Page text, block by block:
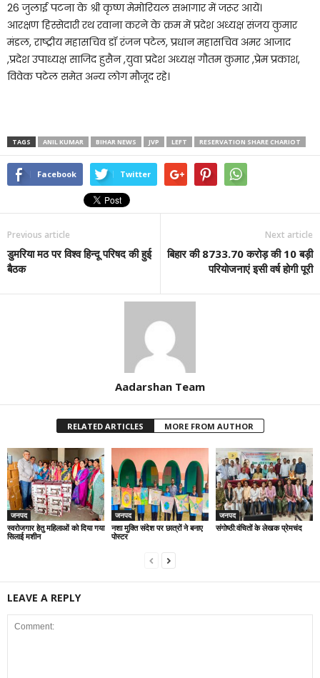
26 जुलाई पटना के श्री कृष्ण मेमोरियल सभागार में जरूर आयें।
आरक्षण हिस्सेदारी रथ रवाना करने के क्रम में प्रदेश अध्यक्ष संजय कुमार
मंडल, राष्ट्रीय महासचिव डॉ रंजन पटेल, प्रधान महासचिव अमर आजाद
,प्रदेश उपाध्यक्ष साजिद हुसैन ,युवा प्रदेश अध्यक्ष गौतम कुमार ,प्रेम प्रकाश,
विवेक पटेल समेत अन्य लोग मौजूद रहे।
TAGS ANIL KUMAR BIHAR NEWS JVP LEFT RESERVATION SHARE CHARIOT
Facebook Twitter
Previous article
डुमरिया मठ पर विश्व हिन्दू परिषद की हुई
बैठक
Next article
बिहार की 8733.70 करोड़ की 10 बड़ी
परियोजनाएं इसी वर्ष होगी पूरी
Aadarshan Team
RELATED ARTICLES MORE FROM AUTHOR
जनपद
स्वरोजगार हेतु महिलाओं को दिया गया
सिलाई मशीन
जनपद
नशा मुक्ति संदेश पर छात्रों ने बनाए
पोस्टर
जनपद
संगोष्ठी:वंचितों के लेखक प्रेमचंद
LEAVE A REPLY